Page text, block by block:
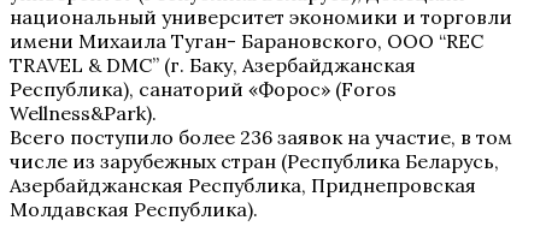
национальный университет экономики и торговли
имени Михаила Туган- Барановского, ООО “REC
TRAVEL & DMC” (г. Баку, Азербайджанская
Республика), санаторий «Форос» (Foros
Wellness&Park).
Всего поступило более 236 заявок на участие, в том
числе из зарубежных стран (Республика Беларусь,
Азербайджанская Республика, Приднепровская
Молдавская Республика).